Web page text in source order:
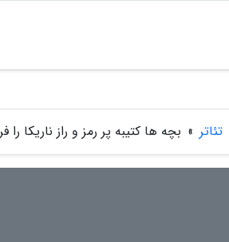
تئاتر » بچه ها کتیبه پر رمز و راز ناریکا